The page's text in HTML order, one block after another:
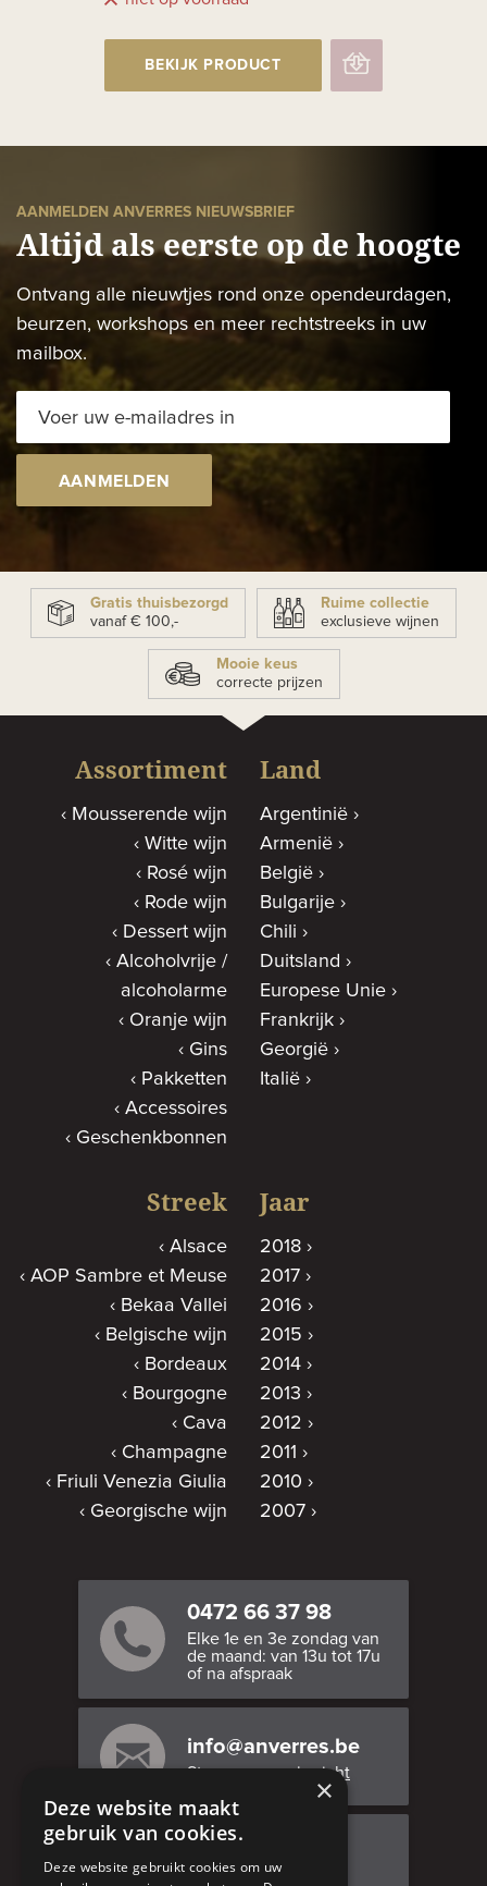
BEKIJK PRODUCT
AANMELDEN ANVERRES NIEUWSBRIEF
Altijd als eerste op de hoogte
Ontvang alle nieuwtjes rond onze opendeurdagen,
beurzen, workshops en meer rechtstreeks in uw
mailbox.
AANMELDEN
Gratis thuisbezorgd
vanaf € 100,-
Ruime collectie
exclusieve wijnen
Mooie keus
correcte prijzen
Assortiment
Mousserende wijn
Witte wijn
Rosé wijn
Rode wijn
Dessert wijn
Alcoholvrije /
alcoholarme
Oranje wijn
Gins
Pakketten
Accessoires
Geschenkbonnen
Land
Argentinië
Armenië
België
Bulgarije
Chili
Duitsland
Europese Unie
Frankrijk
Georgië
Italië
Streek
Alsace
AOP Sambre et Meuse
Bekaa Vallei
Belgische wijn
Bordeaux
Bourgogne
Cava
Champagne
Friuli Venezia Giulia
Georgische wijn
Jaar
2018
2017
2016
2015
2014
2013
2012
2011
2010
2007
0472 66 37 98
Elke 1e en 3e zondag van
de maand: van 13u tot 17u
of na afspraak
info@anverres.be
Stuur ons een bericht
Adresgegevens
×
Deze website maakt
gebruik van cookies.
Deze website gebruikt cookies om uw